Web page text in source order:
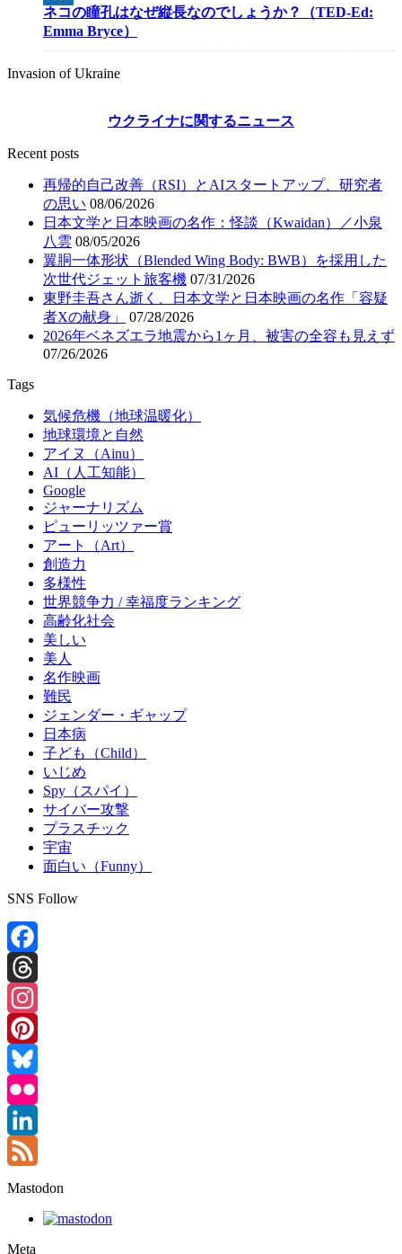
ネコの瞳孔はなぜ縦長なのでしょうか？（TED-Ed:
Emma Bryce）
Invasion of Ukraine
ウクライナに関するニュース
Recent posts
再帰的自己改善（RSI）とAIスタートアップ、研究者
の思い 08/06/2026
日本文学と日本映画の名作：怪談（Kwaidan）／小泉
八雲 08/05/2026
翼胴一体形状（Blended Wing Body: BWB）を採用した
次世代ジェット旅客機 07/31/2026
東野圭吾さん逝く、日本文学と日本映画の名作「容疑
者Xの献身」
07/28/2026
2026年ベネズエラ地震から1ヶ月、被害の全容も見えず
07/26/2026
Tags
気候危機（地球温暖化）
地球環境と自然
アイヌ（Ainu）
AI（人工知能）
Google
ジャーナリズム
ピューリッツァー賞
アート（Art）
創造力
多様性
世界競争力 / 幸福度ランキング
高齢化社会
美しい
美人
名作映画
難民
ジェンダー・ギャップ
日本病
子ども（Child）
いじめ
Spy（スパイ）
サイバー攻撃
プラスチック
宇宙
面白い（Funny）
SNS Follow
Facebook
Threads
Instagram
Pinterest
Bluesky
Flickr
LinkedIn
Feed
Mastodon
Meta